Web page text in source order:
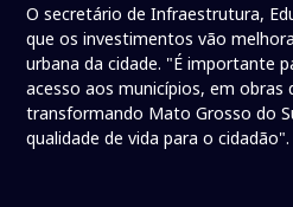
O secretário de Infraestrutura,
que os investimentos vão
urbana da cidade. "É importante
acesso aos municípios, em obras
transformando Mato Grosso do
qualidade de vida para o cidadão".